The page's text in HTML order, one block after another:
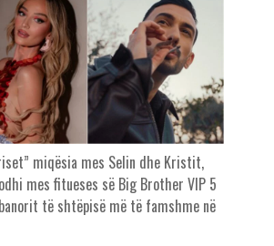
miqësia mes Selin dhe Kristit,
mes fitueses së Big Brother VIP 5
të shtëpisë më të famshme në